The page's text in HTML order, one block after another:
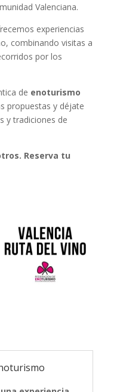
Valenciana.
experiencias
combinando visitas a
por los
de enoturismo
propuestas y déjate
y tradiciones de
Reserva tu